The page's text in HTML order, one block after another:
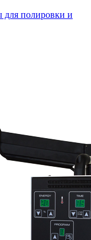
для полировки и